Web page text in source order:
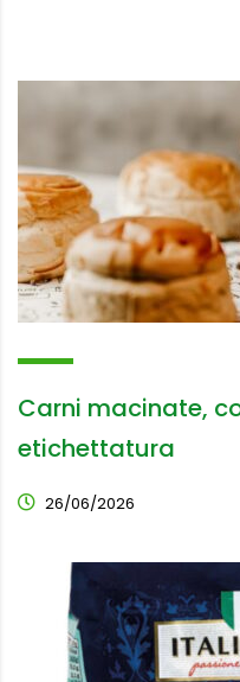
Carni macinate,
etichettatura
26/06/2026